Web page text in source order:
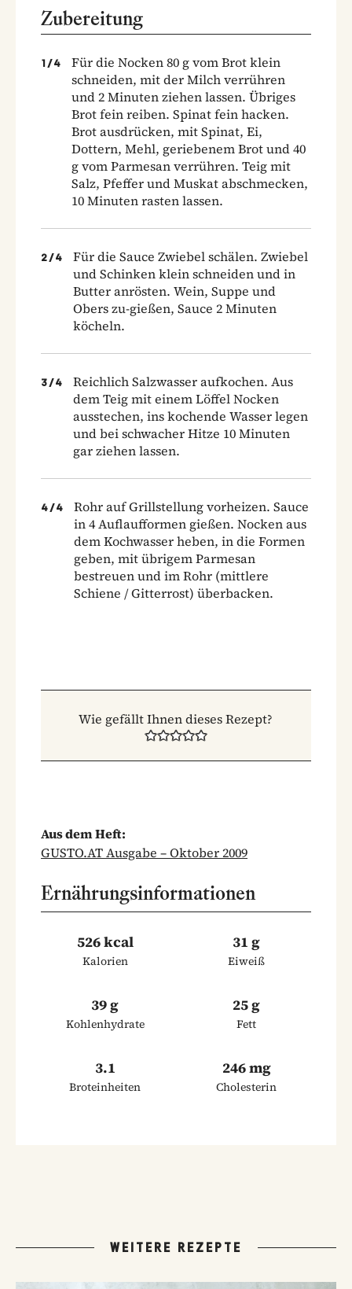
Zubereitung
1 /4
Für die Nocken 80 g vom Brot klein
schneiden, mit der Milch verrühren
und 2 Minuten ziehen lassen. Übriges
Brot fein reiben. Spinat fein hacken.
Brot ausdrücken, mit Spinat, Ei,
Dottern, Mehl, geriebenem Brot und 40
g vom Parmesan verrühren. Teig mit
Salz, Pfeffer und Muskat abschmecken,
10 Minuten rasten lassen.
2 /4
Für die Sauce Zwiebel schälen. Zwiebel
und Schinken klein schneiden und in
Butter anrösten. Wein, Suppe und
Obers zu-gießen, Sauce 2 Minuten
köcheln.
3 /4
Reichlich Salzwasser aufkochen. Aus
dem Teig mit einem Löffel Nocken
ausstechen, ins kochende Wasser legen
und bei schwacher Hitze 10 Minuten
gar ziehen lassen.
4 /4
Rohr auf Grillstellung vorheizen. Sauce
in 4 Auflaufformen gießen. Nocken aus
dem Kochwasser heben, in die Formen
geben, mit übrigem Parmesan
bestreuen und im Rohr (mittlere
Schiene / Gitterrost) überbacken.
Wie gefällt Ihnen dieses Rezept?
Aus dem Heft:
GUSTO.AT Ausgabe – Oktober 2009
Ernährungsinformationen
526 kcal
Kalorien
31 g
Eiweiß
39 g
Kohlenhydrate
25 g
Fett
3.1
Broteinheiten
246 mg
Cholesterin
WEITERE REZEPTE